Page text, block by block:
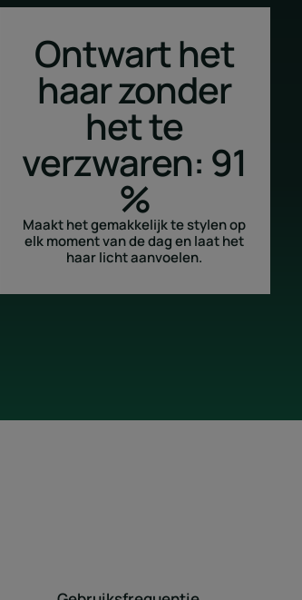
Ontwart het
haar zonder
het te
verzwaren: 91
%
Maakt het gemakkelijk te stylen op
elk moment van de dag en laat het
haar licht aanvoelen.